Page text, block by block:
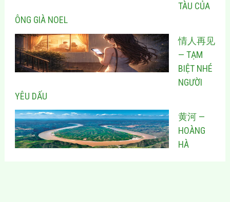
TÀU CỦA
ÔNG GIÀ NOEL
情人再见
— TẠM
BIỆT NHÉ
NGƯỜI
YÊU DẤU
黄河 —
HOÀNG
HÀ